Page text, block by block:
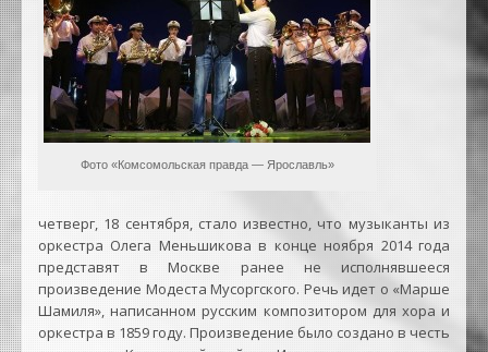
Фото «Комсомольская правда — Ярославль»
четверг, 18 сентября, стало известно, что музыканты из
оркестра Олега Меньшикова в конце ноября 2014 года
представят в Москве ранее не исполнявшееся
произведение Модеста Мусоргского. Речь идет о «Марше
Шамиля», написанном русским композитором для хора и
оркестра в 1859 году. Произведение было создано в честь